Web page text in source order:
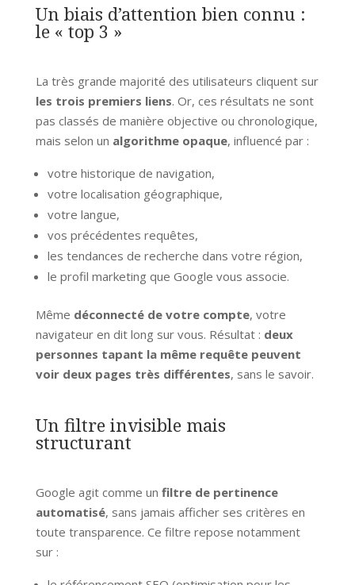
Un biais d’attention bien connu :
le « top 3 »
La très grande majorité des utilisateurs cliquent sur
les trois premiers liens. Or, ces résultats ne sont
pas classés de manière objective ou chronologique,
mais selon un algorithme opaque, influencé par :
votre historique de navigation,
votre localisation géographique,
votre langue,
vos précédentes requêtes,
les tendances de recherche dans votre région,
le profil marketing que Google vous associe.
Même déconnecté de votre compte, votre
navigateur en dit long sur vous. Résultat : deux
personnes tapant la même requête peuvent
voir deux pages très différentes, sans le savoir.
Un filtre invisible mais
structurant
Google agit comme un filtre de pertinence
automatisé, sans jamais afficher ses critères en
toute transparence. Ce filtre repose notamment
sur :